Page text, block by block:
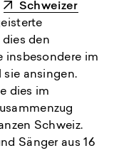
Schweizer
den
insbesondere im
sie ansingen.
dies im
Schweiz.
Sänger aus 16